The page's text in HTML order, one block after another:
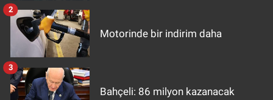
Motorinde bir indirim daha
2
Bahçeli: 86 milyon kazanacak
3